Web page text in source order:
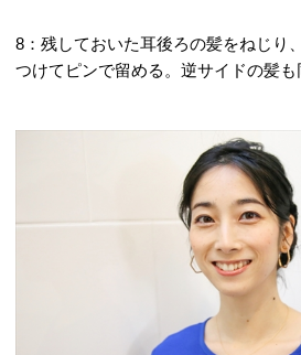
8：残しておいた耳後ろの髪をねじり
つけてピンで留める。逆サイドの髪も